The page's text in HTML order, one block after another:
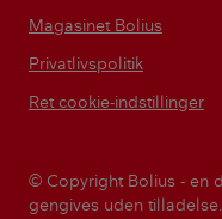
Magasinet Bolius
Privatlivspolitik
Ret cookie-indstillinger
© Copyright Bolius - en
gengives uden tilladelse.